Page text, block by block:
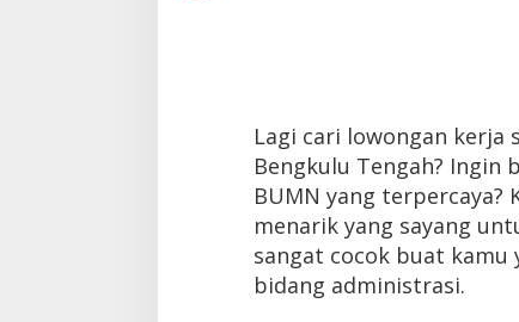
Lagi cari lowongan kerja
Bengkulu Tengah?
BUMN yang terpercaya?
menarik yang sayang
sangat cocok buat kamu
bidang administrasi.